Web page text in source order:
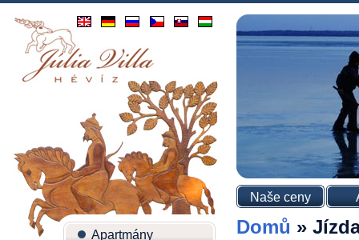
Naše ceny
Apartmány Domů »